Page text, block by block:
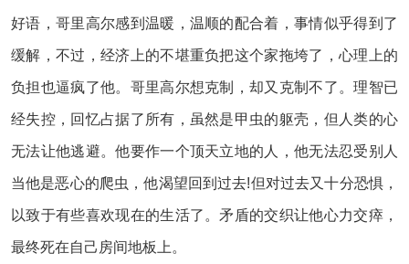
好语，哥里高尔感到温暖，温顺的配合着，事情似乎得到了
缓解，不过，经济上的不堪重负把这个家拖垮了，心理上的
负担也逼疯了他。哥里高尔想克制，却又克制不了。理智已
经失控，回忆占据了所有，虽然是甲虫的躯壳，但人类的心
无法让他逃避。他要作一个顶天立地的人，他无法忍受别人
当他是恶心的爬虫，他渴望回到过去!但对过去又十分恐惧，
以致于有些喜欢现在的生活了。矛盾的交织让他心力交瘁，
最终死在自己房间地板上。